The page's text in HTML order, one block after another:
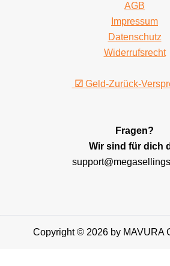
AGB
Impressum
Datenschutz
Widerrufsrecht
☑ Geld-Zurück-
Fragen?
Wir sind für dich
Copyright © 2026 by MAVURA